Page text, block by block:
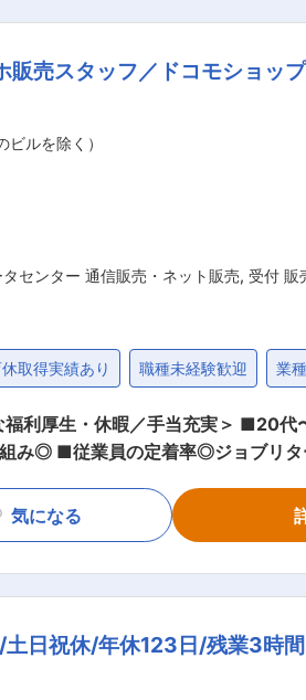
ース契約や満了時の対応、各社へ
ールによる受発注対応や資料作成、社内
の想いに深く共感し、全てを受け
い目標達成意欲を持ち、自ら考え
込み力)＞ 周囲と強固な信頼関係
売スタッフ／ドコモショッ
ルを除く）
センター 通信販売・ネット販売, 受付 販
取得実績あり 職種未経験歓迎 業
福利厚生・休暇／手当充実＞ ■20
業員の定着率◎ジョブリターン制度で戻
ン・タブレット及び充電器などの
アップ研修、店舗内でのOJT研修のほ
よってさまざまな相談がきます。
力に応じて正当な評価で昇格
気になる
/土日祝休/年休123日/残業3時